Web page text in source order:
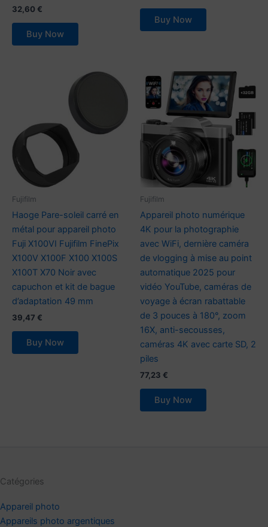
32,60 €
Buy Now
Buy Now
Fujifilm
Haoge Pare-soleil carré en
métal pour appareil photo
Fuji X100VI Fujifilm FinePix
X100V X100F X100 X100S
X100T X70 Noir avec
capuchon et kit de bague
d’adaptation 49 mm
39,47 €
Buy Now
Fujifilm
Appareil photo numérique
4K pour la photographie
avec WiFi, dernière caméra
de vlogging à mise au point
automatique 2025 pour
vidéo YouTube, caméras de
voyage à écran rabattable
de 3 pouces à 180°, zoom
16X, anti-secousses,
caméras 4K avec carte SD, 2
piles
77,23 €
Buy Now
Catégories
Appareil photo
Appareils photo argentiques